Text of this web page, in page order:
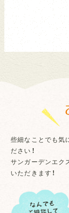
些細なことでも気
ださい！
サンガーデンエク
いただきます！